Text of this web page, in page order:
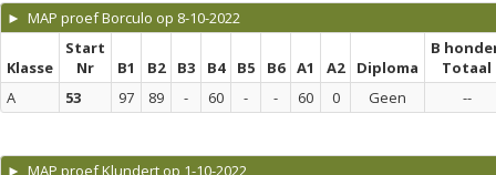
► MAP proef Borculo op 8-10-2022
Klasse
Start
Nr
B1 B2 B3 B4 B5 B6 A1 A2 Diploma
B
Totaal
A
53 97 89 - 60 - - 60 0 Geen --
► MAP proef Klundert op 1-10-2022